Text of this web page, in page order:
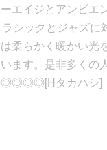
エイジとアンビエ
シックとジャズに
柔らかく暖かい光
ます。是非多くの
タカハシ]